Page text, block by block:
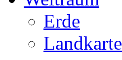
Erde
Landkarte